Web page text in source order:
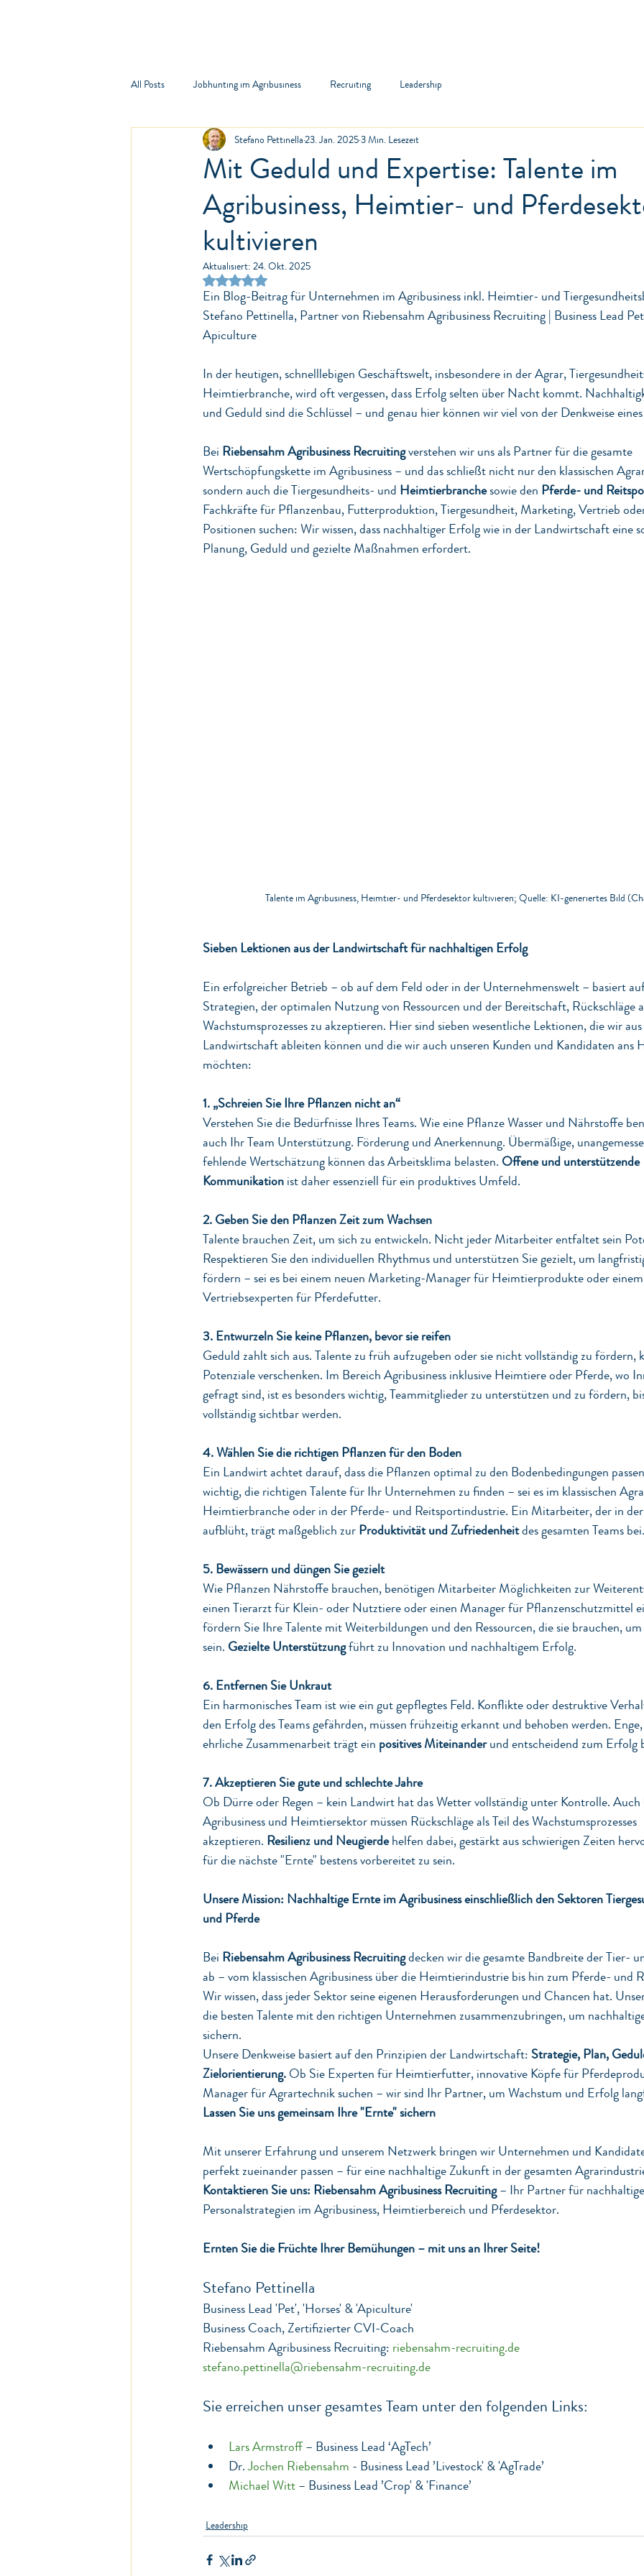
All Posts Jobhunting im Agribusiness Recruiting Leadership
Mit Geduld und Expertise: Talente im
Agribusiness, Heimtier- und
kultivieren
Stefano Pettinella23. Jan. 20253 Min. Lesezeit
Aktualisiert: 24. Okt. 2025
Mit NaN von 5 Sternen bewertet.
Ein Blog-Beitrag für Unternehmen im Agribusiness inkl. Heimtier- und
Stefano Pettinella, Partner von Riebensahm Agribusiness Recruiting | Business Lead
Apiculture
In der heutigen, schnelllebigen Geschäftswelt, insbesondere in der Agrar,
Heimtierbranche, wird oft vergessen, dass Erfolg selten über Nacht kommt.
und Geduld sind die Schlüssel – und genau hier können wir viel von der Denkweise
Bei Riebensahm Agribusiness Recruiting verstehen wir uns als Partner für die gesamte
Wertschöpfungskette im Agribusiness – und das schließt nicht nur den klassischen
sondern auch die Tiergesundheits- und Heimtierbranche sowie den Pferde- und
Fachkräfte für Pflanzenbau, Futterproduktion, Tiergesundheit, Marketing, Vertrieb
Positionen suchen: Wir wissen, dass nachhaltiger Erfolg wie in der Landwirtschaft eine
Planung, Geduld und gezielte Maßnahmen erfordert.
Talente im Agribusiness, Heimtier- und Pferdesektor kultivieren; Quelle: KI-generiertes Bild
Sieben Lektionen aus der Landwirtschaft für nachhaltigen Erfolg
Ein erfolgreicher Betrieb – ob auf dem Feld oder in der Unternehmenswelt – basiert
Strategien, der optimalen Nutzung von Ressourcen und der Bereitschaft, Rückschläge
Wachstumsprozesses zu akzeptieren. Hier sind sieben wesentliche Lektionen, die wir
Landwirtschaft ableiten können und die wir auch unseren Kunden und Kandidaten ans
möchten:
1. „Schreien Sie Ihre Pflanzen nicht an“
Verstehen Sie die Bedürfnisse Ihres Teams. Wie eine Pflanze Wasser und Nährstoffe
auch Ihr Team Unterstützung. Förderung und Anerkennung. Übermäßige,
fehlende Wertschätzung können das Arbeitsklima belasten. Offene und unterstützende
Kommunikation ist daher essenziell für ein produktives Umfeld.
2. Geben Sie den Pflanzen Zeit zum Wachsen
Talente brauchen Zeit, um sich zu entwickeln. Nicht jeder Mitarbeiter entfaltet sein
Respektieren Sie den individuellen Rhythmus und unterstützen Sie gezielt, um
fördern – sei es bei einem neuen Marketing-Manager für Heimtierprodukte oder einem
Vertriebsexperten für Pferdefutter.
3. Entwurzeln Sie keine Pflanzen, bevor sie reifen
Geduld zahlt sich aus. Talente zu früh aufzugeben oder sie nicht vollständig zu fördern,
Potenziale verschenken. Im Bereich Agribusiness inklusive Heimtiere oder Pferde, wo
gefragt sind, ist es besonders wichtig, Teammitglieder zu unterstützen und zu fördern,
vollständig sichtbar werden.
4. Wählen Sie die richtigen Pflanzen für den Boden
Ein Landwirt achtet darauf, dass die Pflanzen optimal zu den Bodenbedingungen
wichtig, die richtigen Talente für Ihr Unternehmen zu finden – sei es im klassischen
Heimtierbranche oder in der Pferde- und Reitsportindustrie. Ein Mitarbeiter, der in
aufblüht, trägt maßgeblich zur Produktivität und Zufriedenheit des gesamten Teams bei.
5. Bewässern und düngen Sie gezielt
Wie Pflanzen Nährstoffe brauchen, benötigen Mitarbeiter Möglichkeiten zur
einen Tierarzt für Klein- oder Nutztiere oder einen Manager für Pflanzenschutzmittel
fördern Sie Ihre Talente mit Weiterbildungen und den Ressourcen, die sie brauchen,
sein. Gezielte Unterstützung führt zu Innovation und nachhaltigem Erfolg.
6. Entfernen Sie Unkraut
Ein harmonisches Team ist wie ein gut gepflegtes Feld. Konflikte oder destruktive
den Erfolg des Teams gefährden, müssen frühzeitig erkannt und behoben werden.
ehrliche Zusammenarbeit trägt ein positives Miteinander und entscheidend zum Erfolg
7. Akzeptieren Sie gute und schlechte Jahre
Ob Dürre oder Regen – kein Landwirt hat das Wetter vollständig unter Kontrolle.
Agribusiness und Heimtiersektor müssen Rückschläge als Teil des Wachstumsprozesses
akzeptieren. Resilienz und Neugierde helfen dabei, gestärkt aus schwierigen Zeiten
für die nächste "Ernte" bestens vorbereitet zu sein.
Unsere Mission: Nachhaltige Ernte im Agribusiness einschließlich den Sektoren
und Pferde
Bei Riebensahm Agribusiness Recruiting decken wir die gesamte Bandbreite der Tier-
ab – vom klassischen Agribusiness über die Heimtierindustrie bis hin zum Pferde- und
Wir wissen, dass jeder Sektor seine eigenen Herausforderungen und Chancen hat.
die besten Talente mit den richtigen Unternehmen zusammenzubringen, um
sichern.
Unsere Denkweise basiert auf den Prinzipien der Landwirtschaft: Strategie, Plan,
Zielorientierung. Ob Sie Experten für Heimtierfutter, innovative Köpfe für
Manager für Agrartechnik suchen – wir sind Ihr Partner, um Wachstum und Erfolg
Lassen Sie uns gemeinsam Ihre "Ernte" sichern
Mit unserer Erfahrung und unserem Netzwerk bringen wir Unternehmen und
perfekt zueinander passen – für eine nachhaltige Zukunft in der gesamten
Kontaktieren Sie uns: Riebensahm Agribusiness Recruiting – Ihr Partner für nachhaltige
Personalstrategien im Agribusiness, Heimtierbereich und Pferdesektor.
Ernten Sie die Früchte Ihrer Bemühungen – mit uns an Ihrer Seite!
Stefano Pettinella
Business Lead 'Pet', 'Horses' & 'Apiculture'
Business Coach, Zertifizierter CVI-Coach
Riebensahm Agribusiness Recruiting: riebensahm-recruiting.de
stefano.pettinella@riebensahm-recruiting.de
Sie erreichen unser gesamtes Team unter den folgenden Links:
Lars Armstroff – Business Lead ‘AgTech’
Dr. Jochen Riebensahm - Business Lead ’Livestock' & 'AgTrade’
Michael Witt – Business Lead ’Crop' & 'Finance’
Leadership